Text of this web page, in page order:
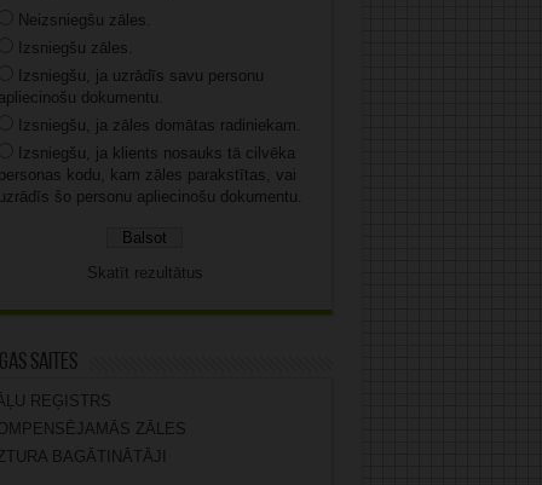
Neizsniegšu zāles.
Izsniegšu zāles.
Izsniegšu, ja uzrādīs savu personu
dokumentu.
Izsniegšu, ja zāles domātas radiniekam.
Izsniegšu, ja klients nosauks tā cilvēka
kodu, kam zāles parakstītas, vai
šo personu apliecinošu dokumentu.
Skatīt rezultātus
saites
REĢISTRS
ZĀLES
BAGĀTINĀTĀJI